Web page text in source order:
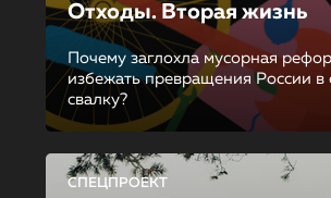
Отходы. Вторая жизнь
Почему заглохла мусорная
избежать превращения России в
свалку?
СПЕЦПРОЕКТ